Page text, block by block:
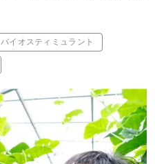
バイオスティミュラント